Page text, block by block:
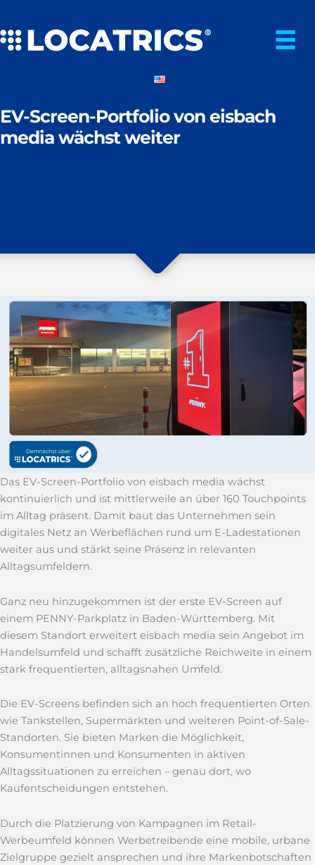
springen
EV-Screen-Portfolio von eisbach
media wächst weiter
Das EV-Screen-Portfolio von eisbach media wächst
kontinuierlich und ist mittlerweile an über 160 Touchpoints
im Alltag präsent. Damit baut das Unternehmen sein
digitales Netz an Werbeflächen rund um E-Ladestationen
weiter aus und stärkt seine Präsenz in relevanten
Alltagsumfeldern.
Ganz neu hinzugekommen ist der erste EV-Screen auf
einem PENNY-Parkplatz in Baden-Württemberg. Mit
diesem Standort erweitert eisbach media sein Angebot im
Handelsumfeld und schafft zusätzliche Reichweite in einem
stark frequentierten, alltagsnahen Umfeld.
Die EV-Screens befinden sich an hoch frequentierten Orten
wie Tankstellen, Supermärkten und weiteren Point-of-Sale-
Standorten. Sie bieten Marken die Möglichkeit,
Konsumentinnen und Konsumenten in aktiven
Alltagssituationen zu erreichen – genau dort, wo
Kaufentscheidungen entstehen.
Durch die Platzierung von Kampagnen im Retail-
Werbeumfeld können Werbetreibende eine mobile, urbane
Zielgruppe gezielt ansprechen und ihre Markenbotschaften